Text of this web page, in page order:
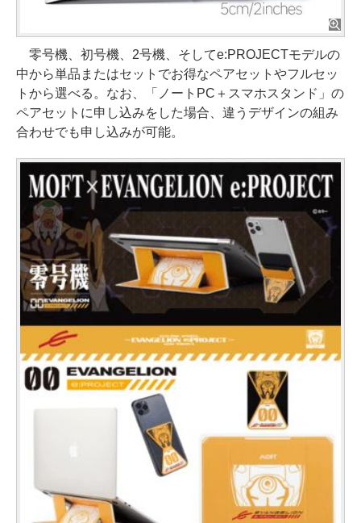
零号機、初号機、2号機、そしてe:PROJECTモデルの
中から単品またはセットでお得なペアセットやフルセッ
トから選べる。なお、「ノートPC＋スマホスタンド」の
ペアセットに申し込みをした場合、違うデザインの組み
合わせでも申し込みが可能。